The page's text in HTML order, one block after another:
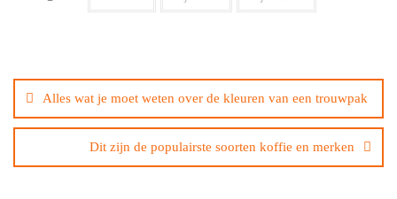
navigatie
Alles wat je moet weten over de kleuren van een trouwpak
Dit zijn de populairste soorten koffie en merken